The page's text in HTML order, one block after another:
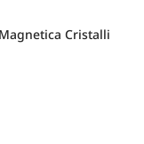
Cristalli